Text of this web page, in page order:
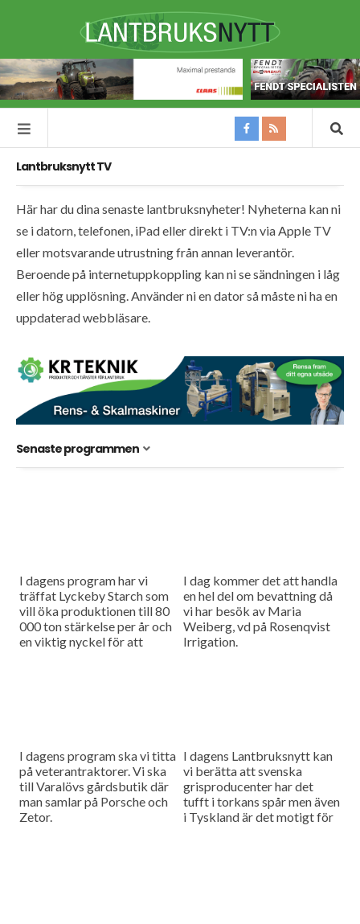
Lantbruksnytt TV
Här har du dina senaste lantbruksnyheter! Nyheterna kan ni
se i datorn, telefonen, iPad eller direkt i TV:n via Apple TV
eller motsvarande utrustning från annan leverantör.
Beroende på internetuppkoppling kan ni se sändningen i låg
eller hög upplösning. Använder ni en dator så måste ni ha en
uppdaterad webbläsare.
Senaste programmen
I dagens program har vi
träffat Lyckeby Starch som
vill öka produktionen till 80
000 ton stärkelse per år och
en viktig nyckel för att
I dag kommer det att handla
en hel del om bevattning då
vi har besök av Maria
Weiberg, vd på Rosenqvist
Irrigation.
I dagens program ska vi titta
på veterantraktorer. Vi ska
till Varalövs gårdsbutik där
man samlar på Porsche och
Zetor.
I dagens Lantbruksnytt kan
vi berätta att svenska
grisproducenter har det
tufft i torkans spår men även
i Tyskland är det motigt för